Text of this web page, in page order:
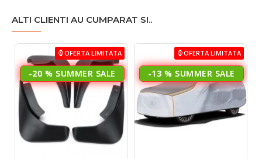
ALTI CLIENTI AU CUMPARAT SI..
OFERTA LIMITATA
-20 %
OFERTA LIMITATA
-13 %